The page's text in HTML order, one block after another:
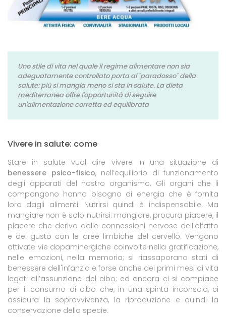
Uno stile di vita nel quale il regime alimentare non sia
adeguatamente controllato porta al "paradosso" della
salute: più si mangia meno si sta in salute. La dieta
mediterranea offre l'opportunità di seguire
un'alimentazione corretta ed equilibrata
Vivere in salute: come
Stare in salute vuol dire vivere in una situazione di
benessere psico-fisico, nell’equilibrio di funzionamento
degli apparati del nostro organismo. Gli organi che li
compongono hanno bisogno di energia che è fornita
loro dagli alimenti. Nutrirsi quindi è indispensabile. Ma
mangiare non è solo nutrirsi: mangiare, procura piacere, il
piacere che deriva dalle connessioni nervose dell'olfatto
e del gusto con le aree limbiche del cervello. Vengono
attivate vie dopaminergiche coinvolte nella gratificazione,
nelle emozioni, nella memoria; si riassaporano stati di
benessere dell'infanzia e forse anche dei primi mesi di vita
legati all’assunzione del cibo; ed ancora ci si compiace
per il consumo di cibo che, in una spinta inconscia, ci
assicura la sopravvivenza, la riproduzione e quindi la
conservazione della specie.